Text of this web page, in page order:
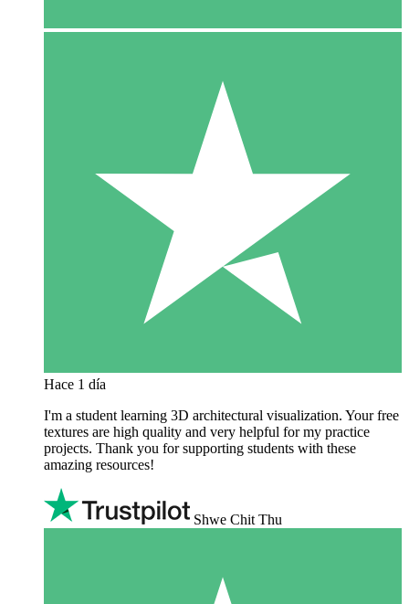
Hace 1 día
I'm a student learning 3D architectural visualization. Your free
textures are high quality and very helpful for my practice
projects. Thank you for supporting students with these
amazing resources!
Shwe Chit Thu